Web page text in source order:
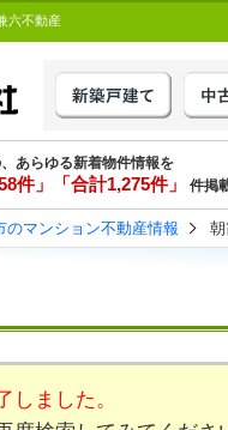
六不動産
あらゆる新着物件情報を
件」「合計1,275件」 件掲
のマンション不動産情報
しました。